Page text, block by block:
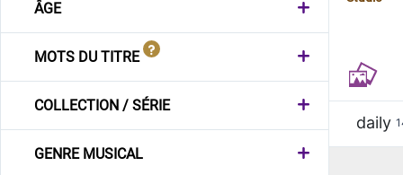
ÂGE
MOTS DU TITRE
COLLECTION / SÉRIE
GENRE MUSICAL
daily